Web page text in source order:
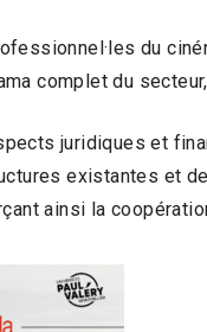
du
complet du
juridiques et
existantes et
ainsi la